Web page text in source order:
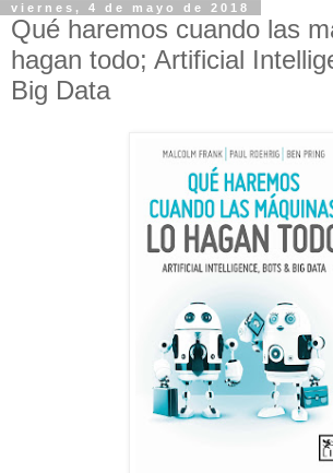
viernes, 4 de mayo de 2018
Qué haremos cuando las
hagan todo; Artificial
Big Data